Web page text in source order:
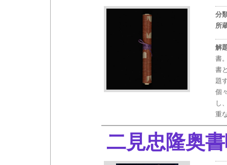
分
所
解
書
書
題
個
し
重
二見忠隆奥